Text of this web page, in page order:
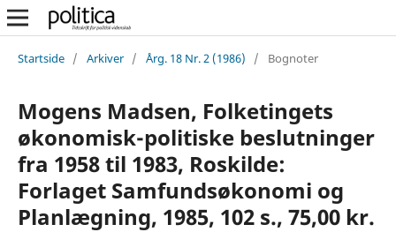
Startside / Arkiver / Årg. 18 Nr. 2 (1986) / Bognoter
Mogens Madsen, Folketingets
økonomisk-politiske beslutninger
fra 1958 til 1983, Roskilde:
Forlaget Samfundsøkonomi og
Planlægning, 1985, 102 s., 75,00 kr.